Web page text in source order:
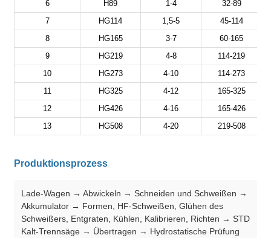
6 H89 1-4
32-89
7
HG114 1,5-5
45-114
8
HG165 3-7
60-165
9
HG219 4-8
114-219
10
HG273 4-10
114-273
11
HG325 4-12
165-325
12
HG426 4-16
165-426
13
HG508 4-20 219-508
Produktionsprozess
Lade-Wagen → Abwickeln → Schneiden und Schweißen →
Akkumulator → Formen, HF-Schweißen, Glühen des
Schweißers, Entgraten, Kühlen, Kalibrieren, Richten → STD
Kalt-Trennsäge → Übertragen → Hydrostatische Prüfung